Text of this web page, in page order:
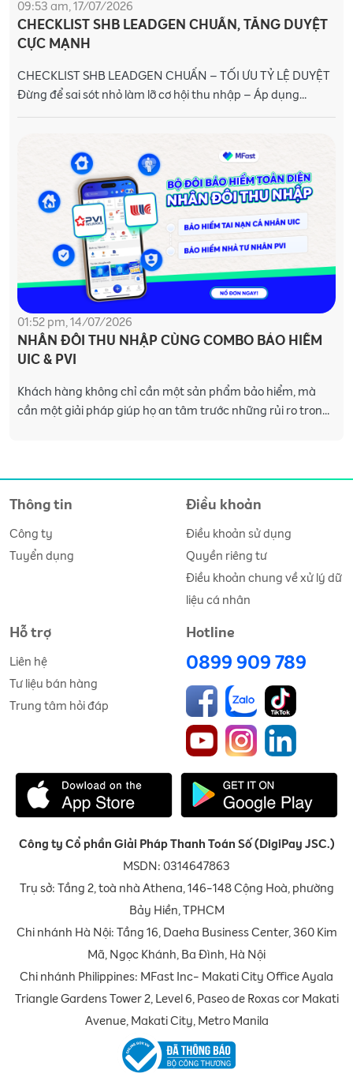
09:53 am, 17/07/2026
CHECKLIST SHB LEADGEN CHUẨN, TĂNG DUYỆT
CỰC MẠNH
CHECKLIST SHB LEADGEN CHUẨN – TỐI ƯU TỶ LỆ DUYỆT
Đừng để sai sót nhỏ làm lỡ cơ hội thu nhập – Áp dụng
Checklist ngay! Chúc các bạn thành
01:52 pm, 14/07/2026
NHÂN ĐÔI THU NHẬP CÙNG COMBO BẢO HIỂM
UIC & PVI
Khách hàng không chỉ cần một sản phẩm bảo hiểm, mà
cần một giải pháp giúp họ an tâm trước những rủi ro trong
Thông tin
Công ty
Tuyển dụng
Điều khoản
Điều khoản sử dụng
Quyền riêng tư
Điều khoản chung về xử lý dữ
liệu cá nhân
Hỗ trợ
Liên hệ
Tư liệu bán hàng
Trung tâm hỏi đáp
Hotline
0899 909 789
Công ty Cổ phần Giải Pháp Thanh Toán Số (DigiPay JSC.)
MSDN: 0314647863
Trụ sở: Tầng 2, toà nhà Athena, 146-148 Cộng Hoà, phường
Bảy Hiền, TPHCM
Chi nhánh Hà Nội: Tầng 16, Daeha Business Center, 360 Kim
Mã, Ngọc Khánh, Ba Đình, Hà Nội
Chi nhánh Philippines: MFast Inc- Makati City Office Ayala
Triangle Gardens Tower 2, Level 6, Paseo de Roxas cor Makati
Avenue, Makati City, Metro Manila